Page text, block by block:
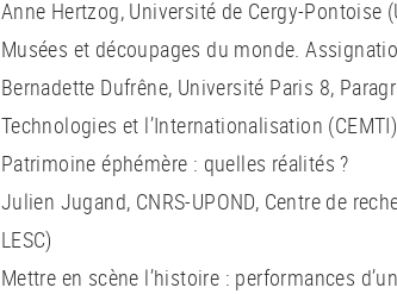
Anne Hertzog, Université de Cergy-Pontoise
Musées et découpages du monde.
Bernadette Dufrêne, Université Paris 8,
Technologies et l’Internationalisation (CEMTI)
Patrimoine éphémère : quelles réalités ?
Julien Jugand, CNRS-UPOND, Centre de
LESC)
Mettre en scène l’histoire : performances